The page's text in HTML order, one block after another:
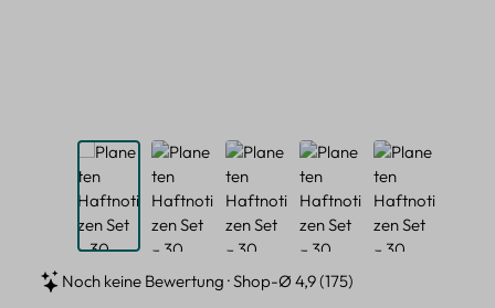
Noch keine Bewertung · Shop-Ø 4,9 (175)